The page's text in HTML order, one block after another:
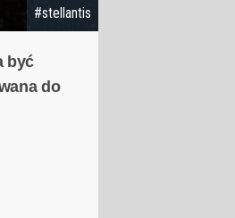
#stellantis
być
do